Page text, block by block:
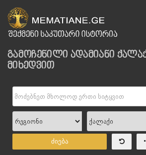
გამოჩენილი ადამიანი
მიხედვით
ძიება